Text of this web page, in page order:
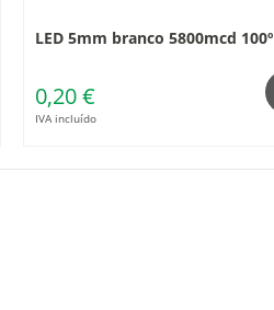
LED 5mm branco 5800mcd 100º
0,20 €
IVA incluído